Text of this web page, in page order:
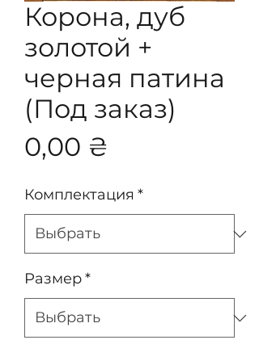
Корона, дуб
золотой +
черная патина
(Под заказ)
0,00 ₴
Комплектация *
Размер*